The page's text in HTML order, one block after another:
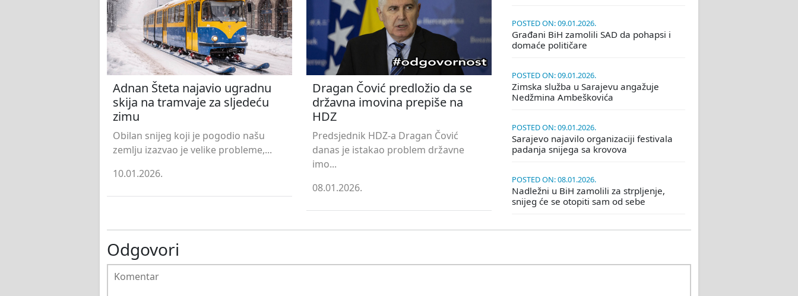
Adnan Šteta najavio ugradnu
skija na tramvaje za sljedeću
zimu
Obilan snijeg koji je pogodio našu
zemlju izazvao je velike probleme,...
10.01.2026.
Dragan Čović predložio da se
državna imovina prepiše na
HDZ
Predsjednik HDZ-a Dragan Čović
danas je istakao problem državne
imo...
08.01.2026.
POSTED ON: 09.01.2026.
Građani BiH zamolili SAD da pohapsi i
domaće političare
POSTED ON: 09.01.2026.
Zimska služba u Sarajevu angažuje
Nedžmina Ambeškovića
POSTED ON: 09.01.2026.
Sarajevo najavilo organizaciji festivala
padanja snijega sa krovova
POSTED ON: 08.01.2026.
Nadležni u BiH zamolili za strpljenje,
snijeg će se otopiti sam od sebe
Odgovori